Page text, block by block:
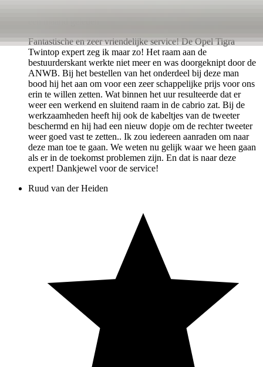
Fantastische en zeer vriendelijke service! De Opel Tigra
Twintop expert zeg ik maar zo! Het raam aan de
bestuurderskant werkte niet meer en was doorgeknipt door de
ANWB. Bij het bestellen van het onderdeel bij deze man
bood hij het aan om voor een zeer schappelijke prijs voor ons
erin te willen zetten. Wat binnen het uur resulteerde dat er
weer een werkend en sluitend raam in de cabrio zat. Bij de
werkzaamheden heeft hij ook de kabeltjes van de tweeter
beschermd en hij had een nieuw dopje om de rechter tweeter
weer goed vast te zetten.. Ik zou iedereen aanraden om naar
deze man toe te gaan. We weten nu gelijk waar we heen gaan
als er in de toekomst problemen zijn. En dat is naar deze
expert! Dankjewel voor de service!
Ruud van der Heiden